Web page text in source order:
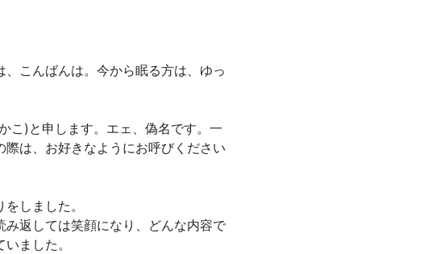
こんばんは。今から眠る方は、ゆっ
)と申します。エェ、偽名です。一
は、お好きなようにお呼びください
しました。
返しては笑顔になり、どんな内容で
ました。